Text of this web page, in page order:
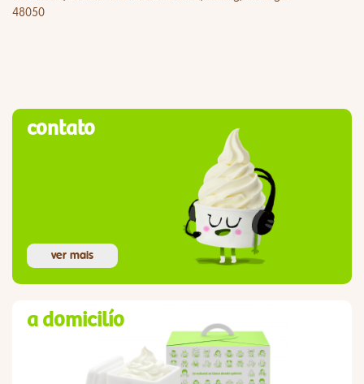
48050
contato
ver mais
a domicilío